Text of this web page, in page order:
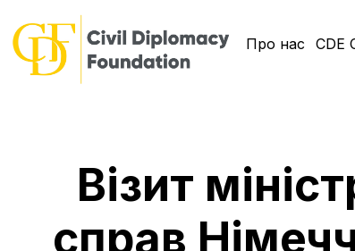
Про нас CDE
Візит
справ